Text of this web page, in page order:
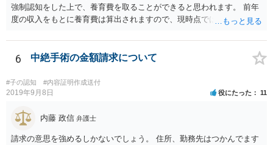
強制認知をした上で、養育費を取ることができると思われます。 前年
度の収入をもとに養育費は算出されますので、現時点では少額しか取
育費の増額調停を起こすこともできます。 仮に中絶する場合でも、相
手方が妊娠について話し合いをしっかりしてくれない場合には、慰謝
料請求などもできる可能性があります。 いずれにせよ、親御さんとの
関わりが不可欠となると思われますので、一度話し合った上で、法律
事務所へ早めのご相談をされたほうがよろしいかと思います。
6 中絶手術の金額請求について
#子の認知 #内容証明作成送付
2019年9月8日 役にたった 11
内藤 政信 弁護士
請求の意思を強めるしかないでしょう。 住所、勤務先はつかんでます